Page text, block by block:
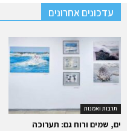
עדכונים אחרונים
תרבות ואמנות
ים, שמים ורוח גם: תערוכה